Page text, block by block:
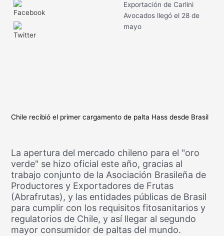
Exportación de Carlini
Avocados llegó el 28 de
mayo
Chile recibió el primer cargamento de palta Hass desde Brasil
La apertura del mercado chileno para el "oro
verde" se hizo oficial este año, gracias al
trabajo conjunto de la Asociación Brasileña de
Productores y Exportadores de Frutas
(Abrafrutas), y las entidades públicas de Brasil
para cumplir con los requisitos fitosanitarios y
regulatorios de Chile, y así llegar al segundo
mayor consumidor de paltas del mundo.